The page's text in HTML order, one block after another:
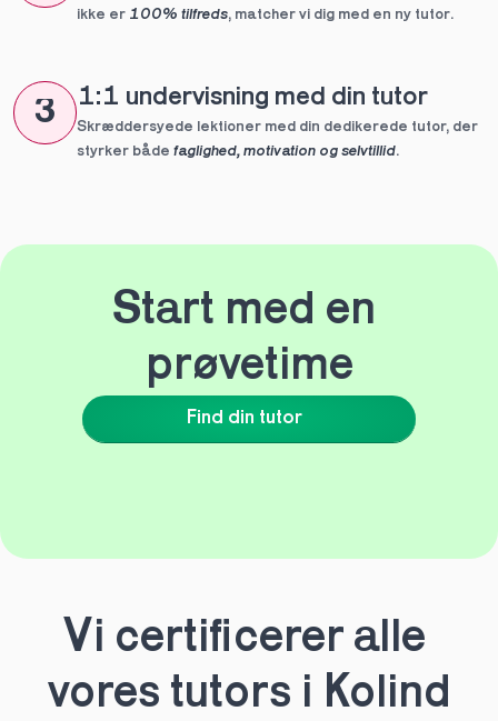
ikke er 100% tilfreds, matcher vi dig med en ny tutor.
3 1:1 undervisning med din tutor
Skræddersyede lektioner med din dedikerede tutor, der
styrker både faglighed, motivation og selvtillid.
Find din tutor
Start med en
prøvetime
Vi certificerer alle
vores tutors i Kolind